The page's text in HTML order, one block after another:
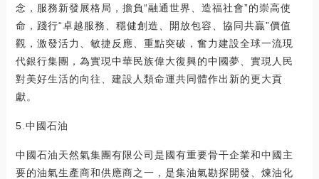
念，服務新發展格局，擔負“融通世界、造福社會”的崇高使
命，踐行“卓越服務、穩健創造、開放包容、協同共贏”價值
觀，激發活力、敏捷反應、重點突破，奮力建設全球一流現
代銀行集團，為實現中華民族偉大復興的中國夢、實現人民
對美好生活的向往、建設人類命運共同體作出新的更大貢
獻。
5.中國石油
中國石油天然氣集團有限公司是國有重要骨干企業和中國主
要的油氣生產商和供應商之一，是集油氣勘探開發、煉油化